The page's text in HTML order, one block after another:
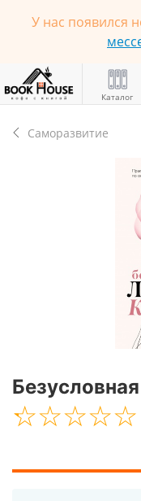
У нас появился
Каталог
Саморазвитие
☆☆☆☆☆
★★★★★